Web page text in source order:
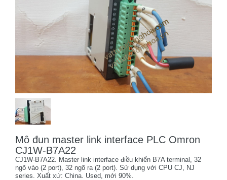
Mô đun master link interface PLC Omron
CJ1W-B7A22
CJ1W-B7A22. Master link interface điều khiển B7A terminal, 32
ngõ vào (2 port), 32 ngõ ra (2 port). Sử dụng với CPU CJ, NJ
series. Xuất xứ: China. Used, mới 90%.